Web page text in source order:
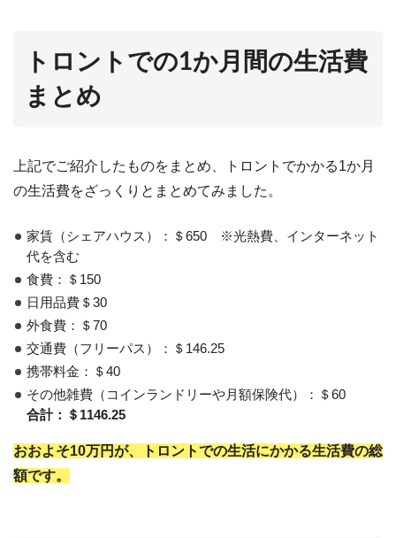
トロントでの1か月間の生活費
まとめ
上記でご紹介したものをまとめ、トロントでかかる1か月
の生活費をざっくりとまとめてみました。
家賃（シェアハウス）：＄650 ※光熱費、インターネット
代を含む
食費：＄150
日用品費＄30
外食費：＄70
交通費（フリーパス）：＄146.25
携帯料金：＄40
その他雑費（コインランドリーや月額保険代）：＄60
合計：＄1146.25
おおよそ10万円が、トロントでの生活にかかる生活費の総
額です。